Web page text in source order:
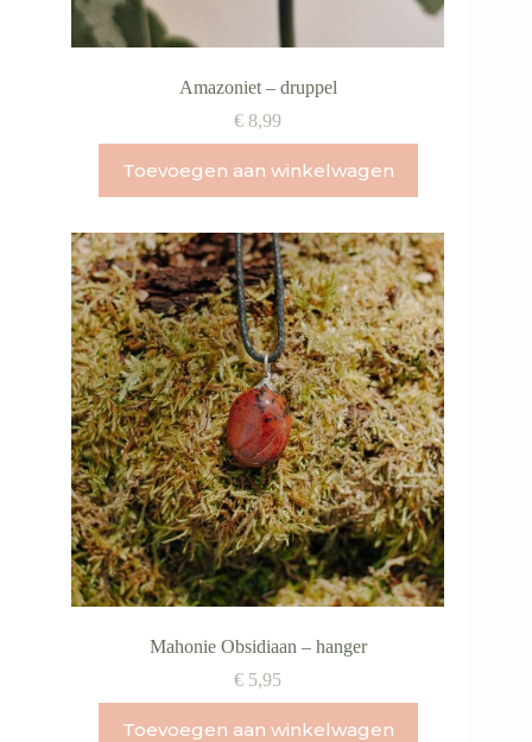
Amazoniet – druppel
€ 8,99
Toevoegen aan winkelwagen
Mahonie Obsidiaan – hanger
€ 5,95
Toevoegen aan winkelwagen